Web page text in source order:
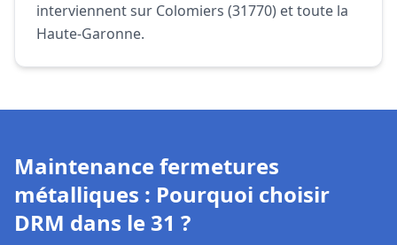
interviennent sur Colomiers (31770) et toute la
Haute-Garonne.
Maintenance fermetures
métalliques : Pourquoi choisir
DRM dans le 31 ?